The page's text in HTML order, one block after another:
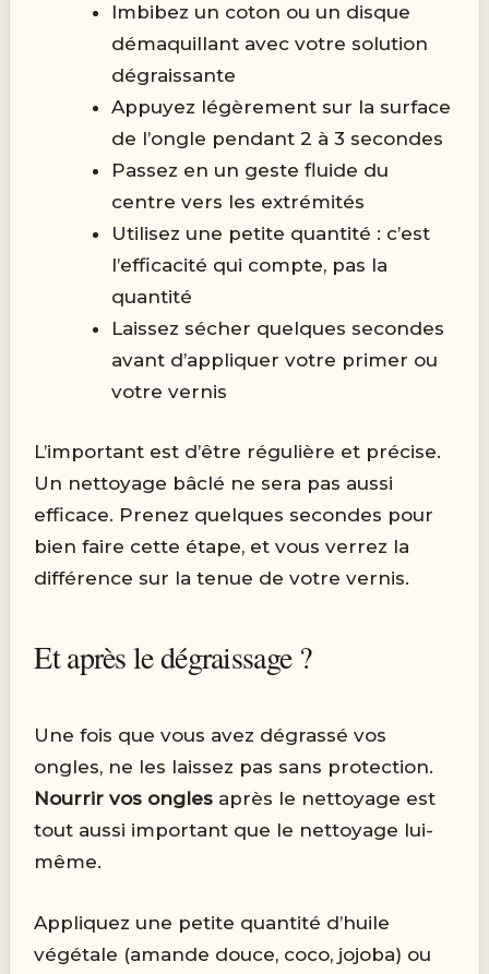
Imbibez un coton ou un disque
démaquillant avec votre solution
dégraissante
Appuyez légèrement sur la surface
de l’ongle pendant 2 à 3 secondes
Passez en un geste fluide du
centre vers les extrémités
Utilisez une petite quantité : c’est
l’efficacité qui compte, pas la
quantité
Laissez sécher quelques secondes
avant d’appliquer votre primer ou
votre vernis
L’important est d’être régulière et précise.
Un nettoyage bâclé ne sera pas aussi
efficace. Prenez quelques secondes pour
bien faire cette étape, et vous verrez la
différence sur la tenue de votre vernis.
Et après le dégraissage ?
Une fois que vous avez dégrassé vos
ongles, ne les laissez pas sans protection.
Nourrir vos ongles après le nettoyage est
tout aussi important que le nettoyage lui-
même.
Appliquez une petite quantité d’huile
végétale (amande douce, coco, jojoba) ou